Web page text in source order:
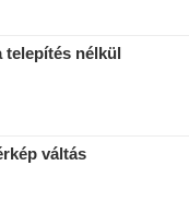
telepítés nélkül
váltás